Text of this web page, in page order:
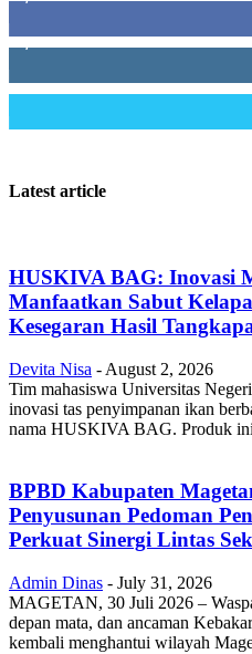
Latest article
HUSKIVA BAG: Inovasi
Manfaatkan Sabut
Kesegaran Hasil
Devita Nisa - August 2, 2026
Tim mahasiswa Universitas
inovasi tas penyimpanan ikan
nama HUSKIVA BAG. Produk ini
BPBD Kabupaten
Penyusunan Pedoman
Perkuat Sinergi Lintas
Admin Dinas - July 31, 2026
MAGETAN, 30 Juli 2026 –
depan mata, dan ancaman
kembali menghantui wilayah